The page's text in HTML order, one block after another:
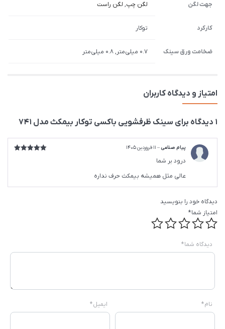
جهت لگن لگن چپ, لگن راست
کارکرد توکار
ضخامت ورق سینک 0.7 میلی‌متر, 0.8 میلی‌متر
امتیاز و دیدگاه کاربران
1 دیدگاه برای سینک ظرفشویی باکسی توکار بیمکث مدل 741
پیام صناعی– 11 فروردین 1405
درود بر شما
عالی مثل همیشه بیمکث حرف نداره
دیدگاه خود را بنویسید
امتیاز شما*
دیدگاه شما*
نام* ایمیل*